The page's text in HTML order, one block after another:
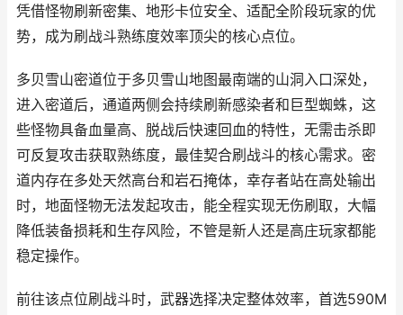
凭借怪物刷新密集、地形卡位安全、适配全阶段玩家的优
势，成为刷战斗熟练度效率顶尖的核心点位。
多贝雪山密道位于多贝雪山地图最南端的山洞入口深处，
进入密道后，通道两侧会持续刷新感染者和巨型蜘蛛，这
些怪物具备血量高、脱战后快速回血的特性，无需击杀即
可反复攻击获取熟练度，最佳契合刷战斗的核心需求。密
道内存在多处天然高台和岩石掩体，幸存者站在高处输出
时，地面怪物无法发起攻击，能全程实现无伤刷取，大幅
降低装备损耗和生存风险，不管是新人还是高庄玩家都能
稳定操作。
前往该点位刷战斗时，武器选择决定整体效率，首选590M